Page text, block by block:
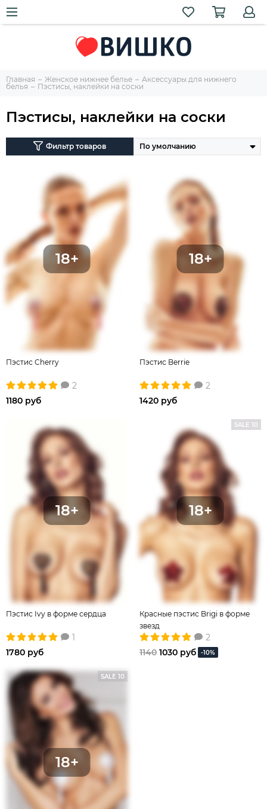
Главная Женское нижнее белье
Аксессуары для нижнего
белья
Пэстисы, наклейки на соски
Пэстисы, наклейки на соски
Фильтр товаров
Пэстис Cherry
2
1180 руб
Пэстис Berrie
2
1420 руб
Пэстис Ivy в форме сердца
1
1780 руб
SALE 10
Красные пэстис Brigi в форме
звезд
2
1140 1030 руб -10%
SALE 10